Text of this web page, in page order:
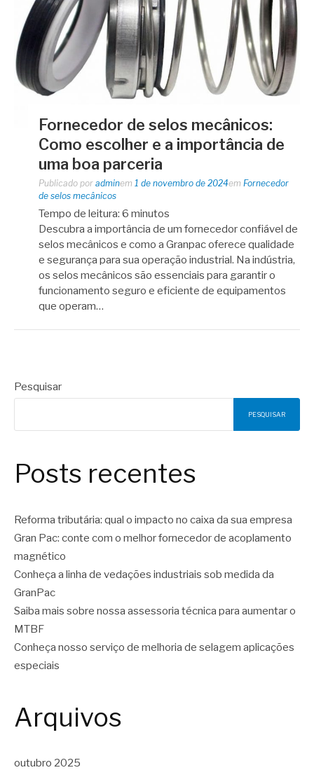
Fornecedor de selos mecânicos:
Como escolher e a importância de
uma boa parceria
Publicado por adminem 1 de novembro de 2024em Fornecedor
de selos mecânicos
Tempo de leitura: 6 minutos
Descubra a importância de um fornecedor confiável de
selos mecânicos e como a Granpac oferece qualidade
e segurança para sua operação industrial. Na indústria,
os selos mecânicos são essenciais para garantir o
funcionamento seguro e eficiente de equipamentos
que operam…
Pesquisar
PESQUISAR
Posts recentes
Reforma tributária: qual o impacto no caixa da sua empresa
Gran Pac: conte com o melhor fornecedor de acoplamento
magnético
Conheça a linha de vedações industriais sob medida da
GranPac
Saiba mais sobre nossa assessoria técnica para aumentar o
MTBF
Conheça nosso serviço de melhoria de selagem aplicações
especiais
Arquivos
outubro 2025